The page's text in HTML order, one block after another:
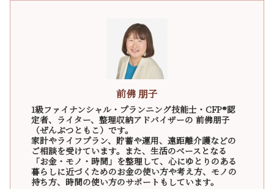
前佛 朋子
1級ファイナンシャル・プランニング技能士・CFP®認
定者、ライター、整理収納アドバイザーの 前佛朋子
（ぜんぶつともこ）です。
家計やライフプラン、貯蓄や運用、遠距離介護などの
ご相談を受けています。また、生活のベースとなる
「お金・モノ・時間」を整理して、心にゆとりのある
暮らしに近づくためのお金の使い方や考え方、モノの
持ち方、時間の使い方のサポートもしています。